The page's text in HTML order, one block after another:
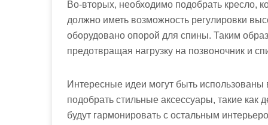
Во-вторых, необходимо подобрать кресло,
должно иметь возможность регулировки
оборудовано опорой для спины. Таким
предотвращая нагрузку на позвоночник и
Интересные идеи могут быть
подобрать стильные аксессуары, такие
будут гармонировать с остальным